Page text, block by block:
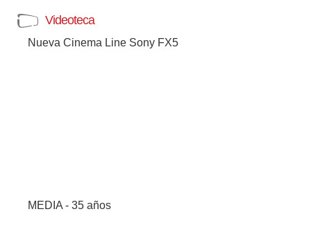
Videoteca
Nueva Cinema Line Sony FX5
MEDIA - 35 años